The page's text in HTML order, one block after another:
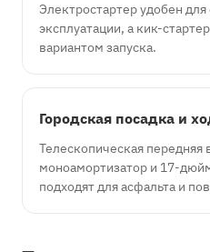
Электростартер удобен
эксплуатации, а кик-
вариантом запуска.
Городская посадка и
Телескопическая передняя
моноамортизатор и 17-
подходят для асфальта и